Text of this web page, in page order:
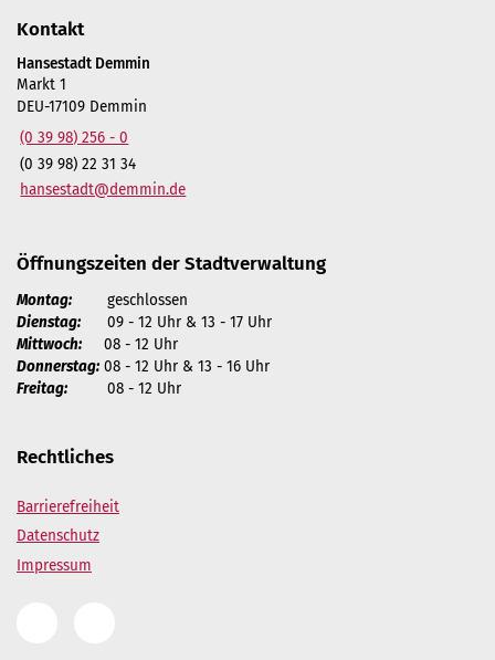
Kontakt
Hansestadt Demmin
Markt 1
DEU-17109 Demmin
(0 39 98) 256 - 0
(0 39 98) 22 31 34
hansestadt@demmin.de
Öffnungszeiten der Stadtverwaltung
Montag: geschlossen
Dienstag: 09 - 12 Uhr & 13 - 17 Uhr
Mittwoch: 08 - 12 Uhr
Donnerstag: 08 - 12 Uhr & 13 - 16 Uhr
Freitag: 08 - 12 Uhr
Rechtliches
Barrierefreiheit
Datenschutz
Impressum